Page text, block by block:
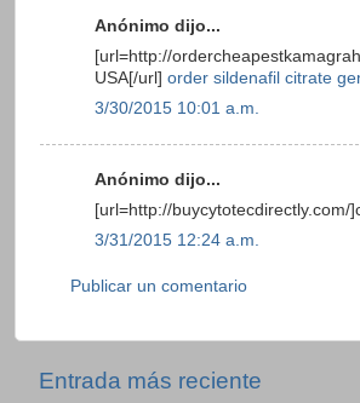
Anónimo dijo...
[url=http://
USA[/url] order sildenafil citrate
3/30/2015 10:01 a.m.
Anónimo dijo...
[url=http://buycytotecdirectly.com/
3/31/2015 12:24 a.m.
Publicar un comentario
Entrada más reciente